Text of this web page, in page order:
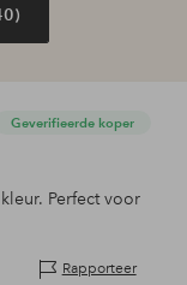
Geverifieerde koper
Perfect voor
Rapporteer